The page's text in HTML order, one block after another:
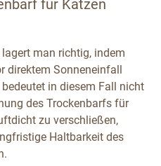
für Katzen
man richtig, indem
direktem Sonneneinfall
in diesem Fall nicht
des Trockenbarfs für
zu verschließen,
Haltbarkeit des